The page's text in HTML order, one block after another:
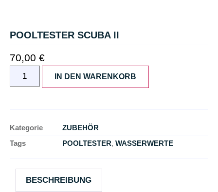
POOLTESTER SCUBA II
70,00 €
IN DEN WARENKORB
Kategorie
ZUBEHÖR
Tags
POOLTESTER, WASSERWERTE
BESCHREIBUNG